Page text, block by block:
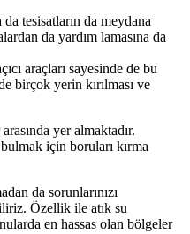
tesisatların da meydana
da yardım lamasına da
araçları sayesinde de bu
birçok yerin kırılması ve
yer almaktadır.
için boruları kırma
da sorunlarınızı
Özellik ile atık su
en hassas olan bölgeler